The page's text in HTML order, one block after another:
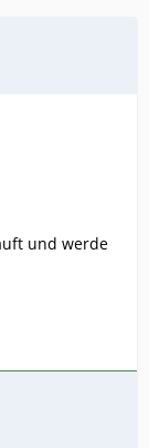
und werde